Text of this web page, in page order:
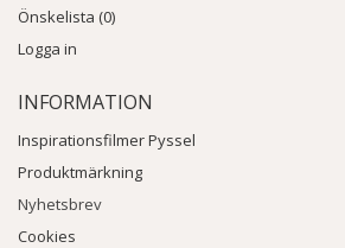
Önskelista (0)
Logga in
INFORMATION
Inspirationsfilmer Pyssel
Produktmärkning
Nyhetsbrev
Cookies